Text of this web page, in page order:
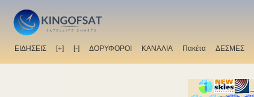
ΕΙΔΗΣΕΙΣ [+] [-] ΔΟΡΥΦΟΡΟΙ ΚΑΝΑΛΙΑ Πακέτα ΔΕΣΜΕΣ